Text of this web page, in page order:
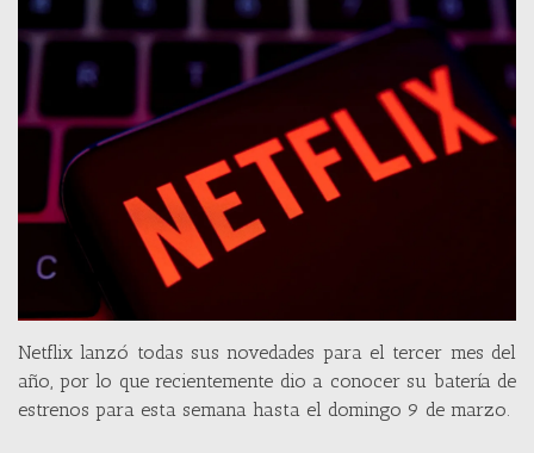
Netflix lanzó todas sus novedades para el tercer mes del
año, por lo que recientemente dio a conocer su batería de
estrenos para esta semana hasta el domingo 9 de marzo.